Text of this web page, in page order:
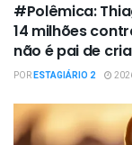
#Polêmica:
14 milhões
não é pai de
PORESTAGIÁRIO 2